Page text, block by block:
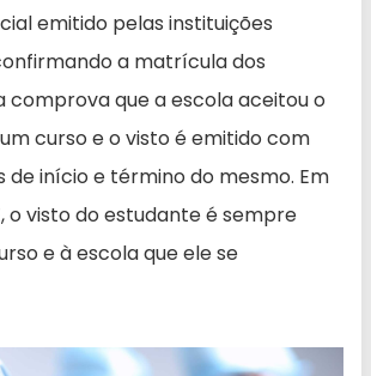
emitido pelas instituições
a matrícula dos
comprova que a escola aceitou o
curso e o visto é emitido com
de início e término do mesmo. Em
o visto do estudante é sempre
e à escola que ele se